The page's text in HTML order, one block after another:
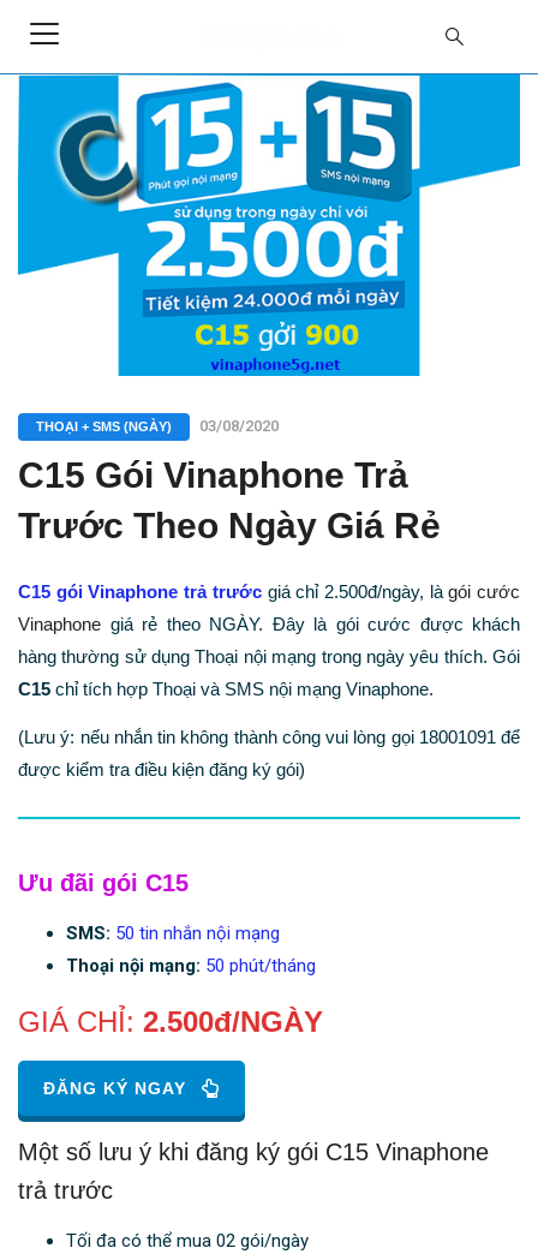
THOẠI + SMS (NGÀY) 03/08/2020
C15 Gói Vinaphone Trả
Trước Theo Ngày Giá Rẻ
C15 gói Vinaphone trả trước giá chỉ 2.500đ/ngày, làgói cước
Vinaphone giá rẻ theo NGÀY. Đây là gói cước được khách
hàng thường sử dụng Thoại nội mạng trong ngày yêu thích. Gói
C15 chỉ tích hợp Thoại và SMS nội mạng Vinaphone.
(Lưu ý: nếu nhắn tin không thành công vui lòng gọi 18001091 để
được kiểm tra điều kiện đăng ký gói)
Ưu đãi gói C15
SMS: 50 tin nhắn nội mạng
Thoại nội mạng: 50 phút/tháng
GIÁ CHỈ: 2.500đ/NGÀY
ĐĂNG KÝ NGAY
Một số lưu ý khi đăng ký gói C15 Vinaphone
trả trước
Tối đa có thể mua 02 gói/ngày